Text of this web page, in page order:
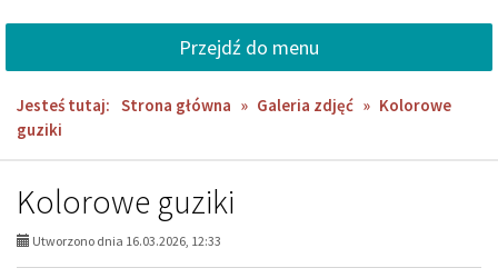
Przejdź do menu
Jesteś tutaj: Strona główna » Galeria zdjęć » Kolorowe
guziki
Kolorowe guziki
Utworzono dnia 16.03.2026, 12:33